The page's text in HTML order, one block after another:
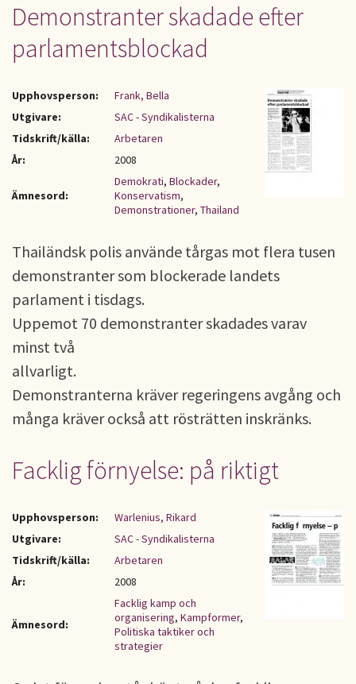
Demonstranter skadade efter
parlamentsblockad
Upphovsperson:
Frank, Bella
Utgivare:
SAC - Syndikalisterna
Tidskrift/källa:
Arbetaren
År:
2008
Ämnesord:
Demokrati, Blockader,
Konservatism,
Demonstrationer, Thailand
Thailändsk polis använde tårgas mot flera tusen
demonstranter som blockerade landets
parlament i tisdags.
Uppemot 70 demonstranter skadades varav
minst två
allvarligt.
Demonstranterna kräver regeringens avgång och
många kräver också att rösträtten inskränks.
Facklig förnyelse: på riktigt
Upphovsperson:
Warlenius, Rikard
Utgivare:
SAC - Syndikalisterna
Tidskrift/källa:
Arbetaren
År:
2008
Ämnesord:
Facklig kamp och
organisering, Kampformer,
Politiska taktiker och
strategier